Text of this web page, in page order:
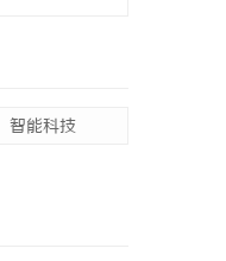
智能科技